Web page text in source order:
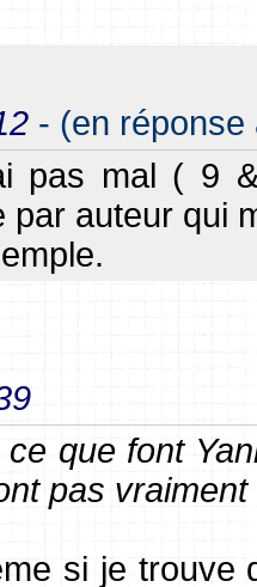
- (en réponse
pas mal ( 9
par auteur qui
que font
pas
si je trouve